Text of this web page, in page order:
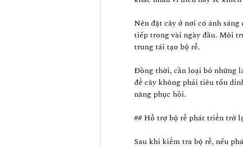
Nên đặt cây ở nơi có ánh
tiếp trong vài ngày đầu. Môi
trung tái tạo bộ rễ.
Đồng thời, cần loại bỏ những
để cây không phải tiêu tốn
năng phục hồi.
## Hỗ trợ bộ rễ phát triển trở
Sau khi kiểm tra bộ rễ, nếu